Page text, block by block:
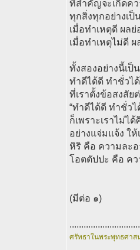
ที่สำคัญจะเกิดค
ทุกสิ่งทุกอย่างเป็
เมื่อทำเหตุดี ผล
เมื่อทำเหตุไม่ดี
ทั้งสองอย่างนี้เป็
ทำดีได้ดี ทำชั่วไ
ที่เราตั้งข้อสงสัย
“ทำดีได้ดี ทำชั่วไ
ก็เพราะเราไม่ไ
อย่างแจ่มแจ้ง ใ
หิริ คือ ความละ
โอตตัปปะ คือ ค
(มีต่อ ๑)
ศรัทธาในพระพุทธศาส